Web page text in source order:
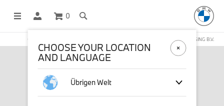
0
OFFICIAL BMW LIFESTYLE SHOP OPERATED BY STICHD SPORTMERCHANDISING B.V.
CHOOSE YOUR LOCATION
AND LANGUAGE
Übrigen Welt